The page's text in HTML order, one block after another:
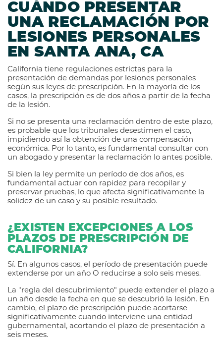
CUÁNDO PRESENTAR
UNA RECLAMACIÓN POR
LESIONES PERSONALES
EN SANTA ANA, CA
California tiene regulaciones estrictas para la
presentación de demandas por lesiones personales
según sus leyes de prescripción. En la mayoría de los
casos, la prescripción es de dos años a partir de la fecha
de la lesión.
Si no se presenta una reclamación dentro de este plazo,
es probable que los tribunales desestimen el caso,
impidiendo así la obtención de una compensación
económica. Por lo tanto, es fundamental consultar con
un abogado y presentar la reclamación lo antes posible.
Si bien la ley permite un período de dos años, es
fundamental actuar con rapidez para recopilar y
preservar pruebas, lo que afecta significativamente la
solidez de un caso y su posible resultado.
¿EXISTEN EXCEPCIONES A LOS
PLAZOS DE PRESCRIPCIÓN DE
CALIFORNIA?
Sí. En algunos casos, el período de presentación puede
extenderse por un año O reducirse a solo seis meses.
La "regla del descubrimiento" puede extender el plazo a
un año desde la fecha en que se descubrió la lesión. En
cambio, el plazo de prescripción puede acortarse
significativamente cuando interviene una entidad
gubernamental, acortando el plazo de presentación a
seis meses.